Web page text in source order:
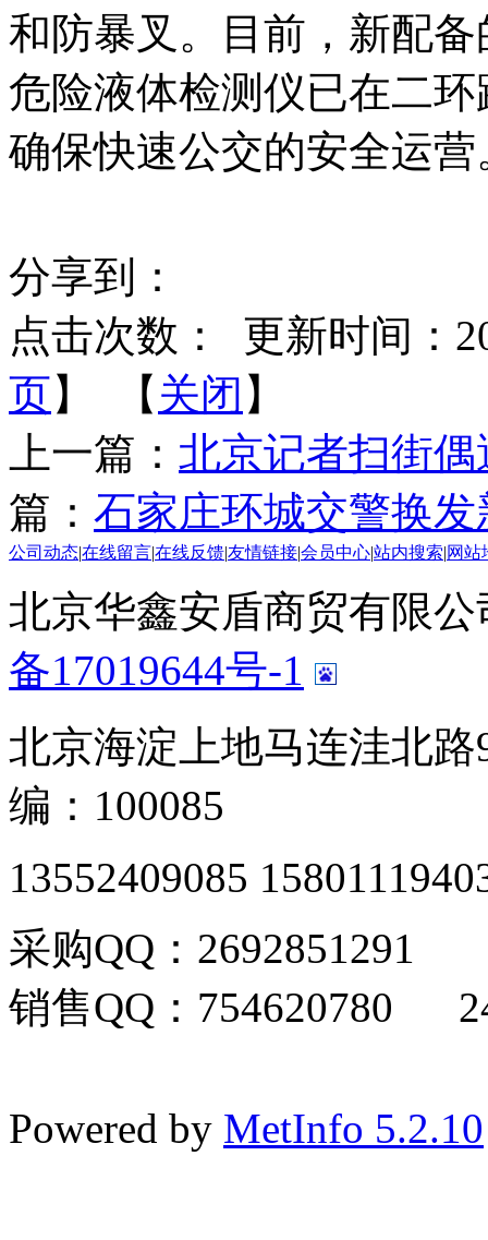
和防暴叉。目前，新配
危险液体检测仪已在二
确保快速公交的安全运营
分享到：
点击次数：
更新时间：
页】 【 关闭 】
上一篇： 北京记者扫街
篇： 石家庄环城交警换
公司动态在线留言在线反馈友情链接会员中心站内搜索 网站
北京华鑫安盾商贸有限
备17019644号-1
北京海淀上地马连洼北
编：100085
13552409085
采购QQ：2692851291
销售QQ：754620780
Powered by MetInfo 5.2.10